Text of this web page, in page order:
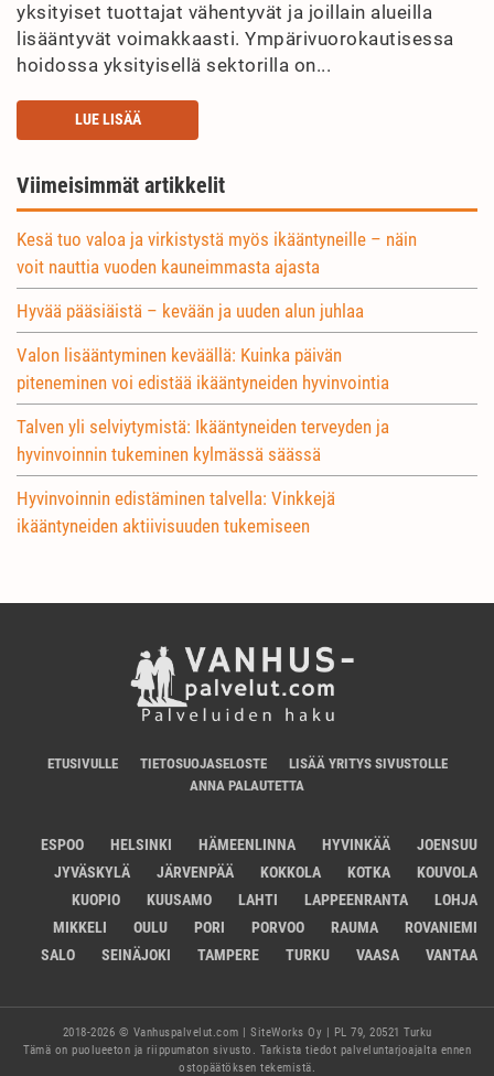
yksityiset tuottajat vähentyvät ja joillain alueilla
lisääntyvät voimakkaasti. Ympärivuorokautisessa
hoidossa yksityisellä sektorilla on...
LUE LISÄÄ
Viimeisimmät artikkelit
Kesä tuo valoa ja virkistystä myös ikääntyneille – näin
voit nauttia vuoden kauneimmasta ajasta
Hyvää pääsiäistä – kevään ja uuden alun juhlaa
Valon lisääntyminen keväällä: Kuinka päivän
piteneminen voi edistää ikääntyneiden hyvinvointia
Talven yli selviytymistä: Ikääntyneiden terveyden ja
hyvinvoinnin tukeminen kylmässä säässä
Hyvinvoinnin edistäminen talvella: Vinkkejä
ikääntyneiden aktiivisuuden tukemiseen
ETUSIVULLE TIETOSUOJASELOSTE
LISÄÄ YRITYS SIVUSTOLLE
ANNA PALAUTETTA
ESPOO HELSINKI HÄMEENLINNA HYVINKÄÄ
JOENSUU
JYVÄSKYLÄ
JÄRVENPÄÄ KOKKOLA KOTKA
KOUVOLA
KUOPIO
KUUSAMO LAHTI LAPPEENRANTA
LOHJA
MIKKELI
OULU PORI PORVOO RAUMA
ROVANIEMI
SALO
SEINÄJOKI TAMPERE TURKU VAASA VANTAA
2018-2026 © Vanhuspalvelut.com | SiteWorks Oy | PL 79, 20521 Turku
Tämä on puolueeton ja riippumaton sivusto. Tarkista tiedot palveluntarjoajalta ennen
ostopäätöksen tekemistä.